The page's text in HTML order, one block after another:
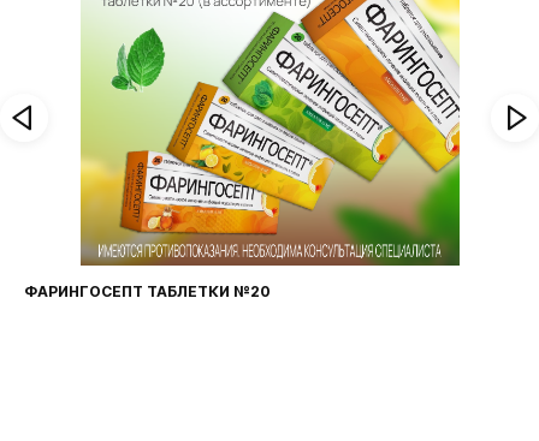
ФАРИНГОСЕПТ ТАБЛЕТКИ №20